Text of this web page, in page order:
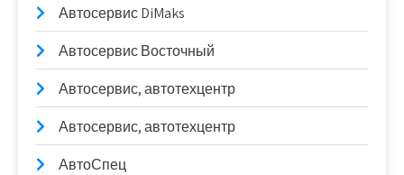
Автосервис DiMaks
Автосервис Восточный
Автосервис, автотехцентр
Автосервис, автотехцентр
АвтоСпец